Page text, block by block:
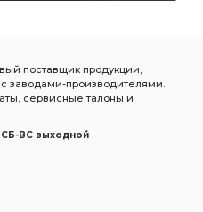
поставщик продукции,
заводами-производителями.
сервисные талоны и
СБ-ВС выходной